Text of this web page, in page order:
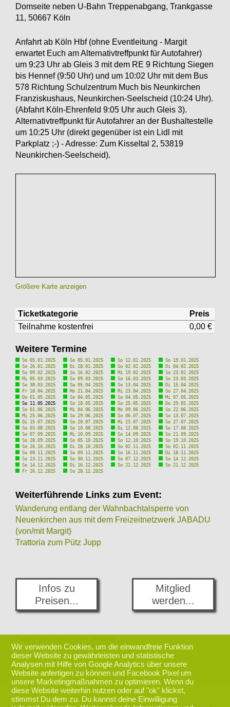
Domseite neben U-Bahn Treppenabgang, Trankgasse
11, 50667 Köln
Anfahrt ab Köln Hbf (ohne Eventleitung - Margit
erwartet Euch am Alternativtreffpunkt für Autofahrer)
um 9:23 Uhr ab Gleis 3 mit dem RE 9 Richtung Siegen
bis Hennef (9:50 Uhr) und um 10:02 Uhr mit dem Bus
578 Richtung Schulzentrum Much bis Neunkirchen
Franziskushaus, Neunkirchen-Seelscheid (10:24 Uhr).
(Abfahrt Köln-Ehrenfeld 9:05 Uhr auch Gleis 3).
Alternativtreffpunkt für Autofahrer an der Bushaltestelle
um 10:25 Uhr (direkt gegenüber ist ein Lidl mit
Parkplatz ;-) - Adresse: Zum Kisseltal 2, 53819
Neunkirchen-Seelscheid).
Größere Karte anzeigen
Ticketkategorie
Preis
Teilnahme kostenfrei
0,00 €
Weitere Termine
So 05.01.2025 So 05.01.2025 So 12.01.2025
So 19.01.2025
So 26.01.2025
Di 28.01.2025 So 02.02.2025
Di 04.02.2025
So 09.02.2025
So 16.02.2025 Mi 19.02.2025
So 23.02.2025
Mi 05.03.2025
So 09.03.2025 So 16.03.2025
So 23.03.2025
So 30.03.2025
Sa 05.04.2025 So 13.04.2025
Di 15.04.2025
Fr 18.04.2025
Mo 21.04.2025 Mi 23.04.2025
So 27.04.2025
Do 01.05.2025
So 04.05.2025 So 04.05.2025
Mi 07.05.2025
So 11.05.2025
So 18.05.2025 So 25.05.2025
Do 29.05.2025
So 01.06.2025
Mi 04.06.2025 Mo 09.06.2025
So 22.06.2025
Mi 25.06.2025
So 29.06.2025 So 06.07.2025
So 13.07.2025
Di 15.07.2025
So 20.07.2025 Mi 23.07.2025
So 27.07.2025
So 03.08.2025
So 10.08.2025 Di 12.08.2025
So 17.08.2025
So 07.09.2025
Mi 10.09.2025 So 14.09.2025
So 21.09.2025
So 28.09.2025
So 05.10.2025 So 12.10.2025
So 19.10.2025
So 26.10.2025
Di 28.10.2025 So 02.11.2025
So 02.11.2025
So 09.11.2025
So 09.11.2025 So 16.11.2025
Di 18.11.2025
So 23.11.2025
So 30.11.2025 So 07.12.2025
So 14.12.2025
So 14.12.2025
Di 16.12.2025 So 21.12.2025
So 21.12.2025
Fr 26.12.2025
So 28.12.2025
Weiterführende Links zum Event:
Wanderung entlang der Wahnbachtalsperre von
Neuenkirchen aus mit dem Freizeitnetzwerk JABADU
(von/mit Margit)
Trattoria zum Pütz Jupp
Infos zu
Preisen...
Mitglied
werden...
zurück nach oben
Wir verwenden Cookies, um die einwandfreie Funktion
dieser Website zu gewährleisten und statistische
Analysen mit Hilfe von Google Analytics über unsere
Website anfertigen zu können und Facebook Pixel um
unsere Marketingmaßnahmen zu optimieren. Wenn du
diese Website weiterhin nutzen oder auf "ok" klickst,
stimmst Du dem zu. Du kannst deine Einwilligung